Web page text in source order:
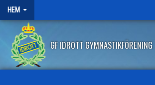
HEM
GF IDROTT GYMNASTIKFÖRENING